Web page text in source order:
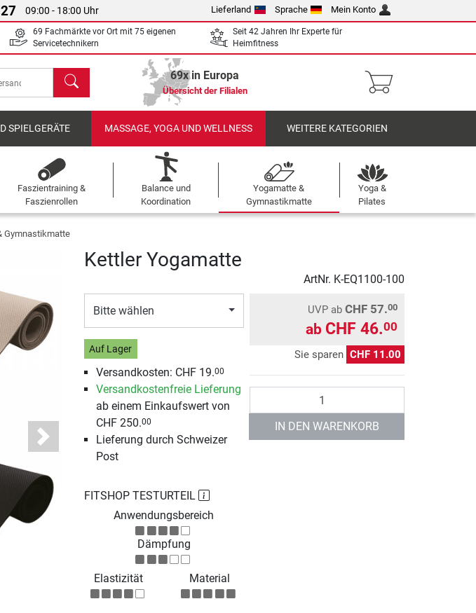
09:00 - 18:00 Uhr Lieferland Sprache Mein Konto
69 Fachmärkte vor Ort mit 75 eigenen
Servicetechnikern
Seit 42 Jahren Ihr Experte für
Heimfitness
Suchen 69x in Europa
Übersicht der Filialen
SPIELGERÄTE MASSAGE, YOGA UND WELLNESS WEITERE KATEGORIEN
Faszientraining &
Faszienrollen
Balance und
Koordination
Yogamatte &
Gymnastikmatte
Yoga &
Pilates
Gymnastikmatte
Next
Kettler Yogamatte
ArtNr. K-EQ1100-100
Bitte wählen
Auf Lager
Versandkosten: CHF 19.00
Versandkostenfreie Lieferung
ab einem Einkaufswert von
CHF 250.00
Lieferung durch Schweizer
Post
UVP ab CHF 57.00
ab CHF 46.00
Sie sparen CHF 11.00
IN DEN WARENKORB
FITSHOP TESTURTEIL
Anwendungsbereich
Dämpfung
Elastizität Material